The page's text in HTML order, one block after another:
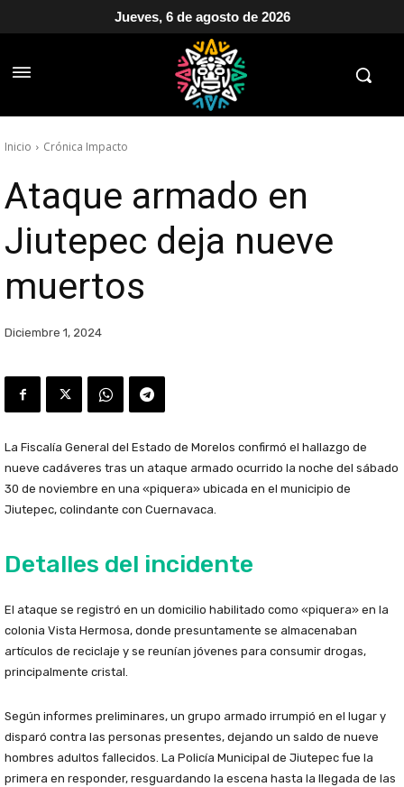
Jueves, 6 de agosto de 2026
Inicio Crónica Impacto
Ataque armado en
Jiutepec deja nueve
muertos
Diciembre 1, 2024
La Fiscalía General del Estado de Morelos confirmó el hallazgo de
nueve cadáveres tras un ataque armado ocurrido la noche del sábado
30 de noviembre en una «piquera» ubicada en el municipio de
Jiutepec, colindante con Cuernavaca.
Detalles del incidente
El ataque se registró en un domicilio habilitado como «piquera» en la
colonia Vista Hermosa, donde presuntamente se almacenaban
artículos de reciclaje y se reunían jóvenes para consumir drogas,
principalmente cristal.
Según informes preliminares, un grupo armado irrumpió en el lugar y
disparó contra las personas presentes, dejando un saldo de nueve
hombres adultos fallecidos. La Policía Municipal de Jiutepec fue la
primera en responder, resguardando la escena hasta la llegada de las